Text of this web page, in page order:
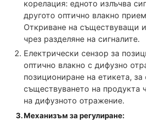
корелация: едното излъчва
другото оптично влакно
Откриване на съществуващи
чрез разделяне на сигналите.
Електрически сензор за
оптично влакно с дифузно
позициониране на етикета, за
съществуването на продукта
на дифузното отражение.
3. Механизъм за регулиране: